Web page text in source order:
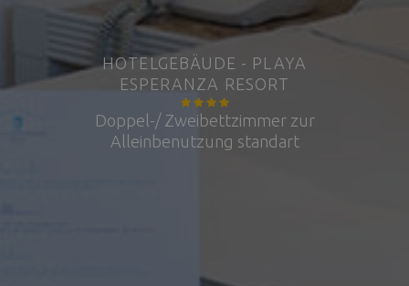
HOTELGEBÄUDE - PLAYA
ESPERANZA RESORT
Doppel-/ Zweibettzimmer zur
Alleinbenutzung standart